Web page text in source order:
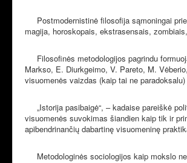
Postmodernistinė filosofija sąmoningai
magija, horoskopais, ekstrasensais,
Filosofinės metodologijos pagrindu
Markso, E. Diurkgeimo, V. Pareto, M.
visuomenės vaizdas (kaip tai ne
„Istorija pasibaigė“, – kadaise pareiškė
visuomenės suvokimas šiandien kaip tik ir
apibendrinančių dabartinę visuomeninę
Metodologinės sociologijos kaip mokslo